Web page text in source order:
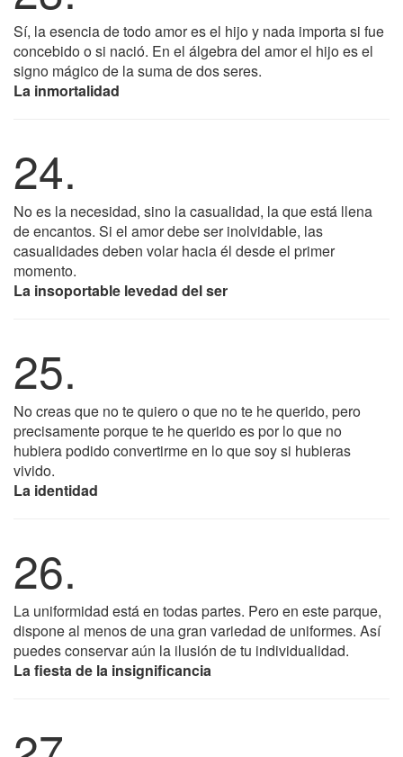
Sí, la esencia de todo amor es el hijo y nada importa si fue
concebido o si nació. En el álgebra del amor el hijo es el
signo mágico de la suma de dos seres.
La inmortalidad
24.
No es la necesidad, sino la casualidad, la que está llena
de encantos. Si el amor debe ser inolvidable, las
casualidades deben volar hacia él desde el primer
momento.
La insoportable levedad del ser
25.
No creas que no te quiero o que no te he querido, pero
precisamente porque te he querido es por lo que no
hubiera podido convertirme en lo que soy si hubieras
vivido.
La identidad
26.
La uniformidad está en todas partes. Pero en este parque,
dispone al menos de una gran variedad de uniformes. Así
puedes conservar aún la ilusión de tu individualidad.
La fiesta de la insignificancia